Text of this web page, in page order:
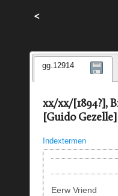
<
gg.12914
xx/xx/[1894?],
[Guido Gezelle]
Indextermen
Eerw Vriend